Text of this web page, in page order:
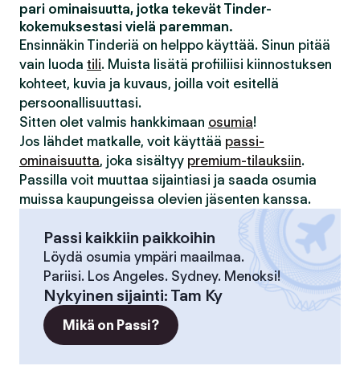
pari ominaisuutta, jotka tekevät Tinder-
kokemuksestasi vielä paremman.
Ensinnäkin Tinderiä on helppo käyttää. Sinun pitää
vain luoda tili. Muista lisätä profiiliisi kiinnostuksen
kohteet, kuvia ja kuvaus, joilla voit esitellä
persoonallisuuttasi.
Sitten olet valmis hankkimaan osumia!
Jos lähdet matkalle, voit käyttää passi-
ominaisuutta, joka sisältyy premium-tilauksiin.
Passilla voit muuttaa sijaintiasi ja saada osumia
muissa kaupungeissa olevien jäsenten kanssa.
Passi kaikkiin paikkoihin
Löydä osumia ympäri maailmaa.
Pariisi. Los Angeles. Sydney. Menoksi!
Nykyinen sijainti: Tam Ky
Mikä on Passi?